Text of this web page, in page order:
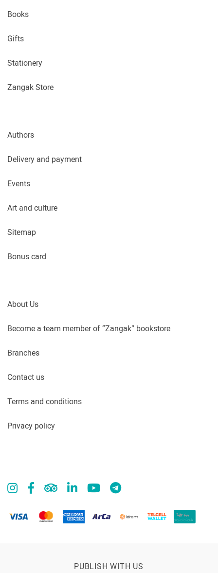
Books
Gifts
Stationery
Zangak Store
Authors
Delivery and payment
Events
Art and culture
Sitemap
Bonus card
About Us
Become a team member of “Zangak” bookstore
Branches
Contact us
Terms and conditions
Privacy policy
PUBLISH WITH US